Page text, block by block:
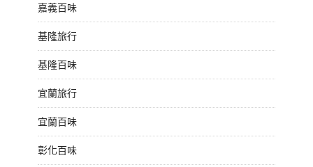
嘉義百味
基隆旅行
基隆百味
宜蘭旅行
宜蘭百味
彰化百味